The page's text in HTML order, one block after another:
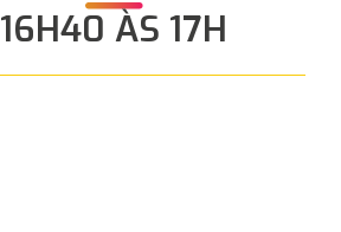
16H40 ÀS 17H